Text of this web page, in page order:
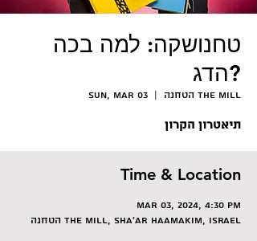
טחנושקה: למה בכה
הדג?
Sun, Mar 03
  |
הטחנה The Mill
תיאטרון הקרון
Time & Location
Mar 03, 2024, 4:30 PM
הטחנה The Mill, Sha'ar HaAmakim, Israel